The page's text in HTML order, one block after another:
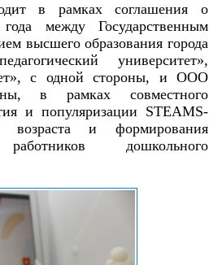
в рамках соглашения о
между Государственным
высшего образования города
университет»,
с одной стороны, и ООО
в рамках совместного
и популяризации STEAMS-
возраста и формирования
дошкольного